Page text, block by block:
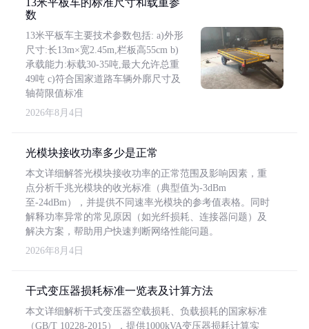
13米平板车的标准尺寸和载重参
数
13米平板车主要技术参数包括: a)外形
尺寸:长13m×宽2.45m,栏板高55cm b)
承载能力:标载30-35吨,最大允许总重
49吨 c)符合国家道路车辆外廓尺寸及
轴荷限值标准
2026年8月4日
光模块接收功率多少是正常
本文详细解答光模块接收功率的正常范围及影响因素，重
点分析千兆光模块的收光标准（典型值为-3dBm
至-24dBm），并提供不同速率光模块的参考值表格。同时
解释功率异常的常见原因（如光纤损耗、连接器问题）及
解决方案，帮助用户快速判断网络性能问题。
2026年8月4日
干式变压器损耗标准一览表及计算方法
本文详细解析干式变压器空载损耗、负载损耗的国家标准
（GB/T 10228-2015），提供1000kVA变压器损耗计算实